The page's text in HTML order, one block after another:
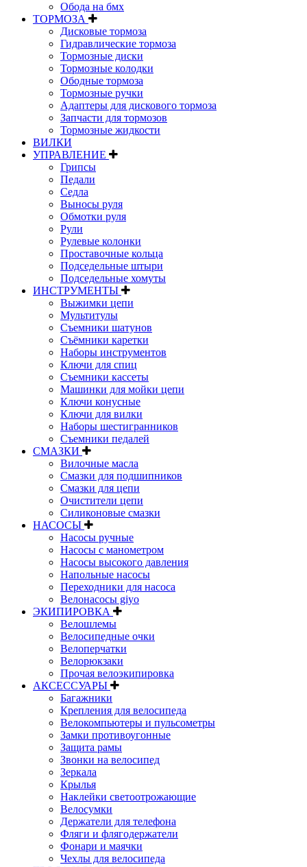
Обода на бмх
ТОРМОЗА
Дисковые тормоза
Гидравлические тормоза
Тормозные диски
Тормозные колодки
Ободные тормоза
Тормозные ручки
Адаптеры для дискового тормоза
Запчасти для тормозов
Тормозные жидкости
ВИЛКИ
УПРАВЛЕНИЕ
Грипсы
Педали
Седла
Выносы руля
Обмотки руля
Рули
Рулевые колонки
Проставочные кольца
Подседельные штыри
Подседельные хомуты
ИНСТРУМЕНТЫ
Выжимки цепи
Мультитулы
Съемники шатунов
Съёмники каретки
Наборы инструментов
Ключи для спиц
Съемники кассеты
Машинки для мойки цепи
Ключи конусные
Ключи для вилки
Наборы шестигранников
Съемники педалей
СМАЗКИ
Вилочные масла
Смазки для подшипников
Смазки для цепи
Очистители цепи
Силиконовые смазки
НАСОСЫ
Насосы ручные
Насосы с манометром
Насосы высокого давления
Напольные насосы
Переходники для насоса
Велонасосы giyo
ЭКИПИРОВКА
Велошлемы
Велосипедные очки
Велоперчатки
Велорюкзаки
Прочая велоэкипировка
АКСЕССУАРЫ
Багажники
Крепления для велосипеда
Велокомпьютеры и пульсометры
Замки противоугонные
Защита рамы
Звонки на велосипед
Зеркала
Крылья
Наклейки светоотрожающие
Велосумки
Держатели для телефона
Фляги и флягодержатели
Фонари и маячки
Чехлы для велосипеда